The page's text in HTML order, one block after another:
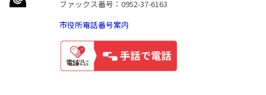
ファックス番号：0952-37-6163
市役所電話番号案内